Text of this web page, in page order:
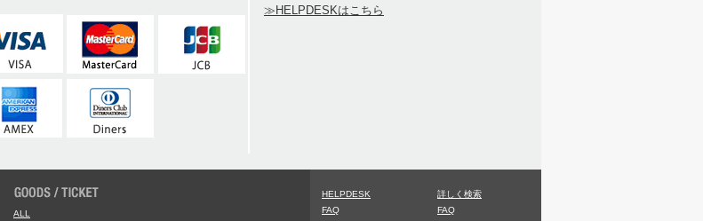
≫HELPDESKはこちら
ALL
HELPDESK
FAQ
詳しく検索
FAQ